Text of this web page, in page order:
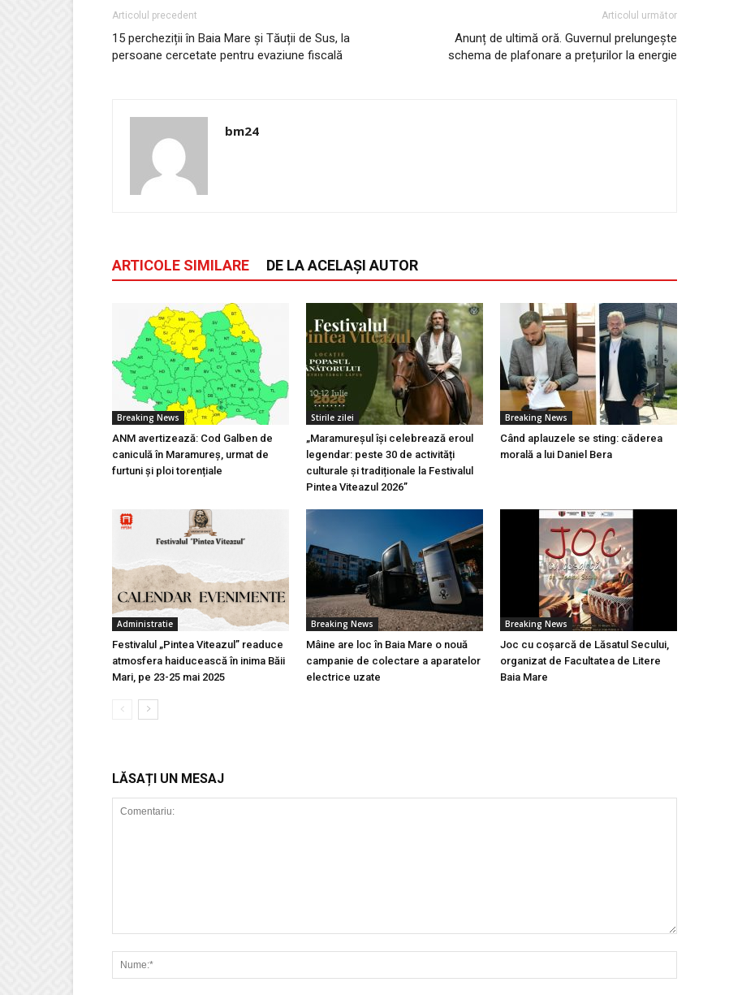
Articolul precedent
15 percheziții în Baia Mare și Tăuții de Sus, la
persoane cercetate pentru evaziune fiscală
Articolul următor
Anunț de ultimă oră. Guvernul prelungește
schema de plafonare a prețurilor la energie
bm24
ARTICOLE SIMILARE DE LA ACELAȘI AUTOR
Breaking News
ANM avertizează: Cod Galben de
caniculă în Maramureș, urmat de
furtuni și ploi torențiale
Stirile zilei
„Maramureșul își celebrează eroul
legendar: peste 30 de activități
culturale și tradiționale la Festivalul
Pintea Viteazul 2026”
Breaking News
Când aplauzele se sting: căderea
morală a lui Daniel Bera
Administratie
Festivalul „Pintea Viteazul” readuce
atmosfera haiducească în inima Băii
Mari, pe 23-25 mai 2025
Breaking News
Mâine are loc în Baia Mare o nouă
campanie de colectare a aparatelor
electrice uzate
Breaking News
Joc cu coșarcă de Lăsatul Secului,
organizat de Facultatea de Litere
Baia Mare
LĂSAȚI UN MESAJ